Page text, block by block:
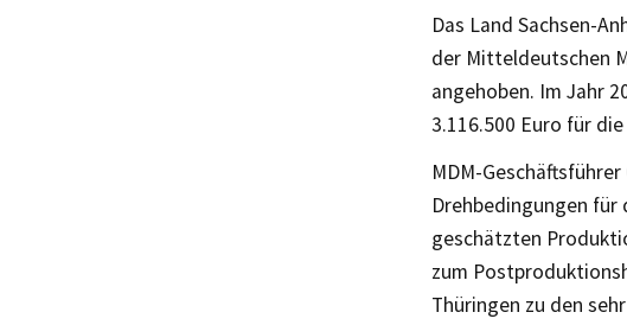
Das Land Sachsen-
der Mitteldeutschen
angehoben. Im Jahr
3.116.500 Euro für
MDM-
Drehbedingungen
geschätzten
zum
Thüringen zu den